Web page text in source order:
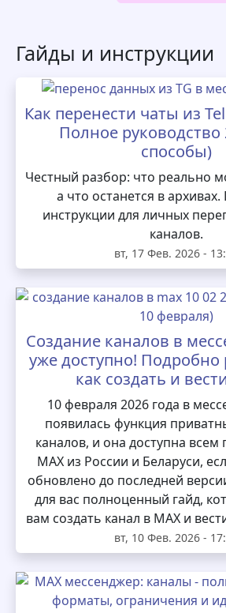
Гайды и инструкции
Как перенести чаты из
Полное руководство
способы)
Честный разбор: что реально
а что останется в
инструкции для личных
каналов.
вт, 17 Фев. 2026 -
Создание каналов в
уже доступно! Подробно
как создать и
10 февраля 2026 года в
появилась функция
каналов, и она доступна всем
MAX из России и Беларуси,
обновлено до последней
для вас полноценный гайд,
вам создать канал в MAX и
вт, 10 Фев. 2026 -